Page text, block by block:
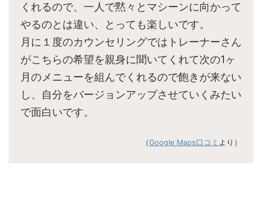
くれるので、一人で黙々とマシーンに向かって
やるのとは違い、とっても楽しいです。
月に１度のカウンセリングではトレーナーさん
がこちらの希望を親身に聞いてくれて次の1ヶ
月のメニューを組んでくれるので飽きが来ない
し、自分をバージョンアップさせていくみたい
で面白いです。
（Google Maps口コミ より）